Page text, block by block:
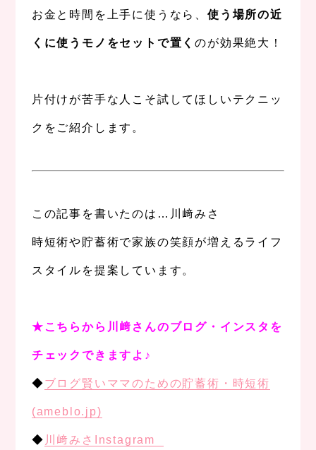
お金と時間を上手に使うなら、 使う場所の近
くに使うモノをセットで置くのが効果絶大！
片付けが苦手な人こそ試してほしいテクニッ
クをご紹介します。
この記事を書いたのは…川﨑みさ
時短術や貯蓄術で家族の笑顔が増えるライフ
スタイルを提案しています。
★こちらから川﨑さんのブログ・インスタを
チェックできますよ♪
◆ブログ賢いママのための貯蓄術・時短術
(ameblo.jp)
◆ 川﨑みさInstagram